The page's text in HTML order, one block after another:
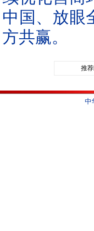
中国、放眼
方共赢。
推
中